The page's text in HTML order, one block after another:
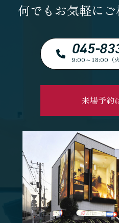
何でもお気軽に
045-
9:00～18:00（火
来場予約